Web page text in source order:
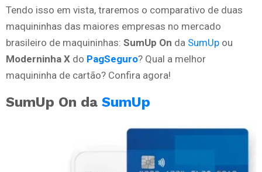
Tendo isso em vista, traremos o comparativo de duas
maquininhas das maiores empresas no mercado
brasileiro de maquininhas: SumUp On da SumUp ou
Moderninha X do PagSeguro? Qual a melhor
maquininha de cartão? Confira agora!
SumUp On da SumUp